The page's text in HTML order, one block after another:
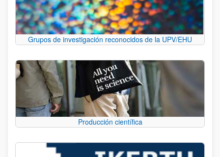
Grupos de investigación reconocidos de la UPV/EHU
Producción científica